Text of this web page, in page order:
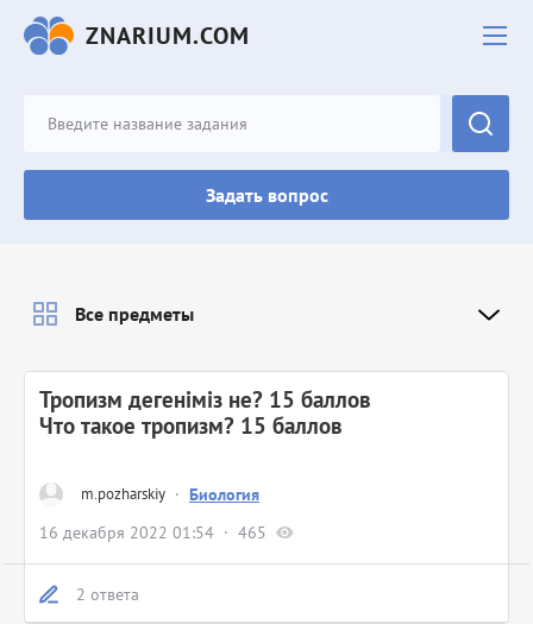
ZNARIUM.COM
Задать вопрос
m.pozharskiy · Биология
16 декабря 2022 01:54
465
Тропизм дегеніміз не? 15 баллов
Что такое тропизм? 15 баллов
2 ответа
Все предметы